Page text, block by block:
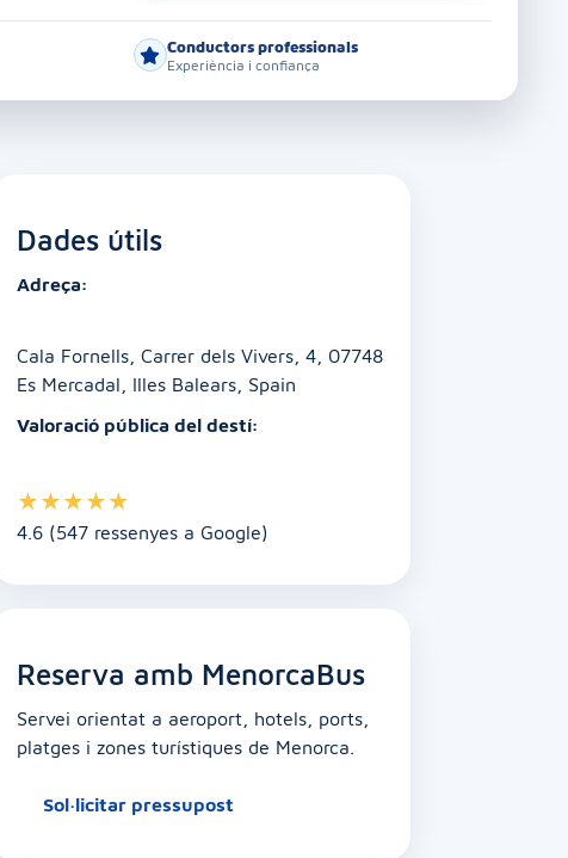
Conductors professionals
Experiència i confiança
Dades útils
Adreça:
Cala Fornells, Carrer dels Vivers, 4, 07748
Es Mercadal, Illes Balears, Spain
Valoració pública del destí:
★★★★★
4.6 (547 ressenyes a Google)
Reserva amb MenorcaBus
Servei orientat a aeroport, hotels, ports,
platges i zones turístiques de Menorca.
Sol·licitar pressupost